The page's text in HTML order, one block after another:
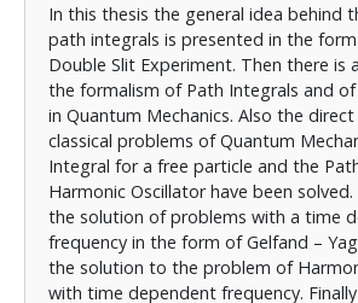
αναλυτική λύση για ένα ελεύθερο
In this thesis the general idea behind
path integrals is presented in the form
Double Slit Experiment. Then there is
the formalism of Path Integrals and
in Quantum Mechanics. Also the
classical problems of Quantum
Integral for a free particle and the
Harmonic Oscillator have been
the solution of problems with a time
frequency in the form of Gelfand –
the solution to the problem of
with time dependent frequency.